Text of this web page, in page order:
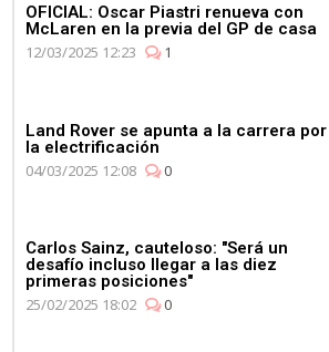
OFICIAL: Oscar Piastri renueva con
McLaren en la previa del GP de casa
12/03/2025 12:23
1
Land Rover se apunta a la carrera por
la electrificación
04/03/2025 12:08
0
Carlos Sainz, cauteloso: "Será un
desafío incluso llegar a las diez
primeras posiciones"
25/02/2025 18:02
0